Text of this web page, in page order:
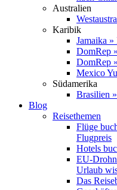
Australien
Karibik
Jamaika
DomRep
DomRep
Mexico
Südamerika
Brasilien
Blog
Reisethemen
Flüge
Flugpreis
Hotels
EU-
Urlaub
Das